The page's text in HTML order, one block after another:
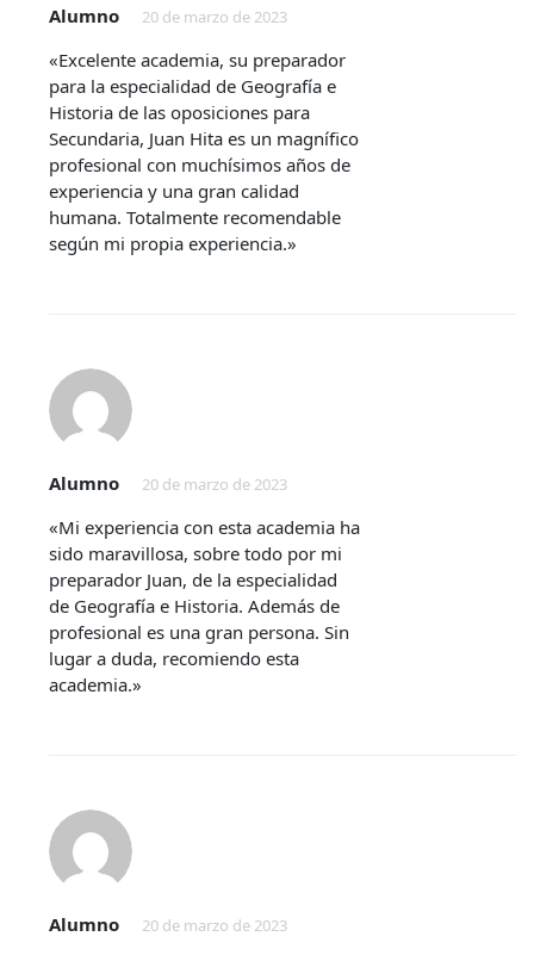
Alumno 20 de marzo de 2023
«Excelente academia, su preparador
para la especialidad de Geografía e
Historia de las oposiciones para
Secundaria, Juan Hita es un magnífico
profesional con muchísimos años de
experiencia y una gran calidad
humana. Totalmente recomendable
según mi propia experiencia.»
Alumno 20 de marzo de 2023
«Mi experiencia con esta academia ha
sido maravillosa, sobre todo por mi
preparador Juan, de la especialidad
de Geografía e Historia. Además de
profesional es una gran persona. Sin
lugar a duda, recomiendo esta
academia.»
Alumno 20 de marzo de 2023